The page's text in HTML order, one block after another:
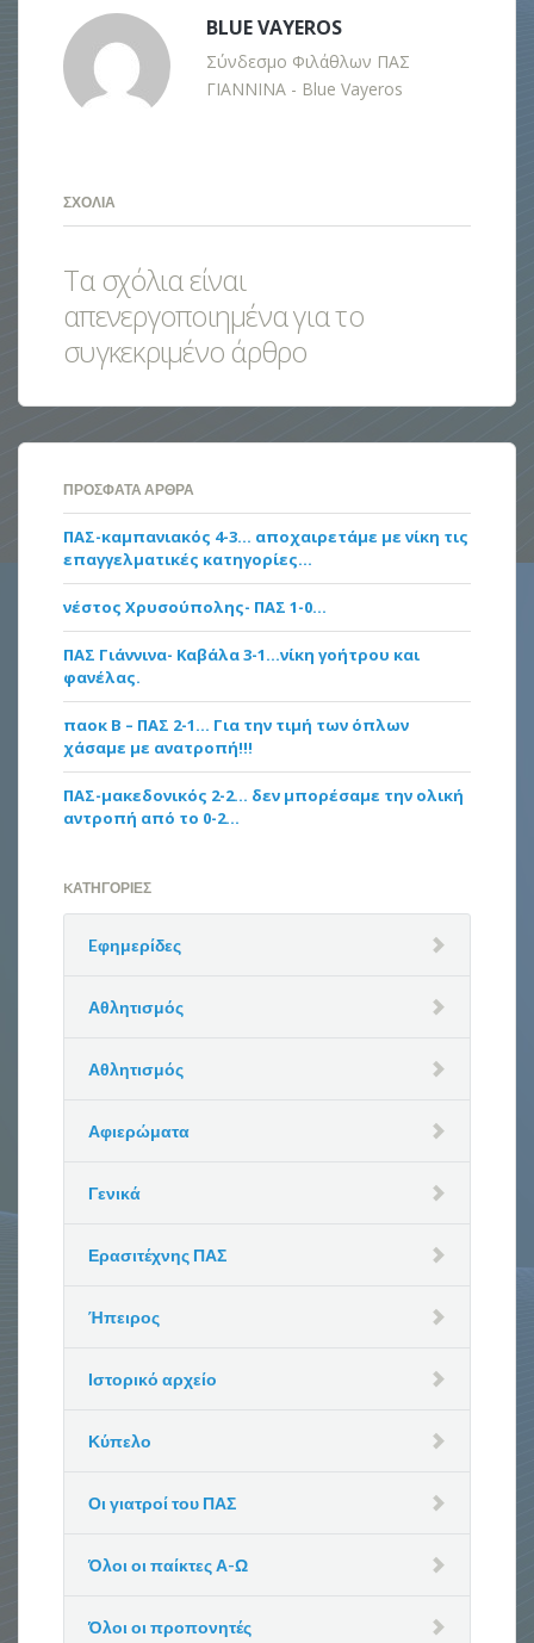
BLUE VAYEROS
Σύνδεσμο Φιλάθλων ΠΑΣ
ΓΙΑΝΝΙΝΑ - Blue Vayeros
ΣΧΌΛΙΑ
Τα σχόλια είναι
απενεργοποιημένα για το
συγκεκριμένο άρθρο
ΠΡΌΣΦΑΤΑ ΆΡΘΡΑ
ΠΑΣ-καμπανιακός 4-3… αποχαιρετάμε με νίκη τις
επαγγελματικές κατηγορίες…
νέστος Χρυσούπολης- ΠΑΣ 1-0…
ΠΑΣ Γιάννινα- Καβάλα 3-1…νίκη γοήτρου και
φανέλας.
παοκ Β – ΠΑΣ 2-1… Για την τιμή των όπλων
χάσαμε με ανατροπή!!!
ΠΑΣ-μακεδονικός 2-2… δεν μπορέσαμε την ολική
αντροπή από το 0-2…
KΑΤΗΓΟΡΊΕΣ
Eφημερίδες
Αθλητισμός
Αθλητισμός
Αφιερώματα
Γενικά
Ερασιτέχνης ΠΑΣ
Ήπειρος
Ιστορικό αρχείο
Κύπελο
Οι γιατροί του ΠΑΣ
Όλοι οι παίκτες Α-Ω
Όλοι οι προπονητές